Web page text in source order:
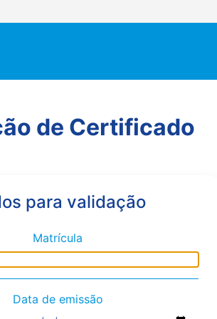
de Certificado
para validação
Matrícula
Data de emissão